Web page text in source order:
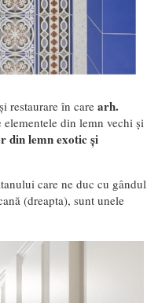
restaurare în care arh.
elementele din lemn vechi și
din lemn exotic și
care ne duc cu gândul
(dreapta), sunt unele